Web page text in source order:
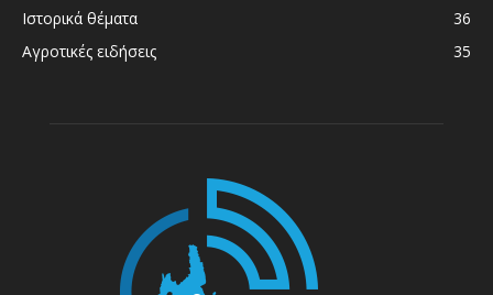
Ιστορικά θέματα
36
Αγροτικές ειδήσεις
35